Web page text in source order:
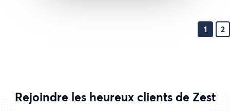
1 2
Rejoindre les heureux clients de Zest